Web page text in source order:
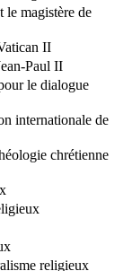
religions
magistère de
II
Paul II
le dialogue
internationale de
chrétienne